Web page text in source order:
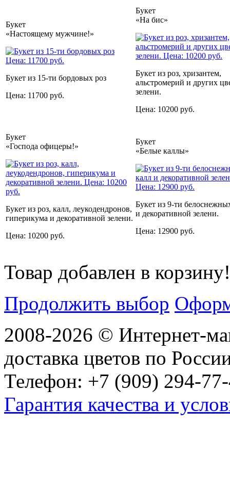
Букет
«Настоящему мужчине!»
Букет из 15-ти бордовых роз
Цена: 11700 руб.
Букет
«На бис»
Букет из роз, хризантем,
альстромерий и других
зелени.
Цена: 10200 руб.
Букет
«Господа офицеры!»
Букет из роз, калл, леукодендронов,
гиперикума и декоративной зелени.
Цена: 10200 руб.
Букет
«Белые каллы»
Букет из 9-ти
и декоративной зелени.
Цена: 12900 руб.
Товар добавлен в корзину!
Продолжить выбор
2008-2026 © Интернет-
доставка цветов по
Телефон: +7 (909) 294-
Гарантия качества и